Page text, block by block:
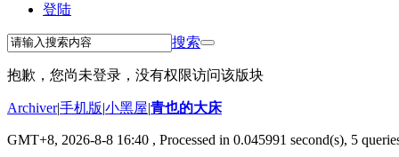
登陆
搜索
抱歉，您尚未登录，没有权限访问该版块
Archiver|手机版|小黑屋|青也的大床
GMT+8, 2026-8-8 16:40 , Processed in 0.045991 second(s), 5